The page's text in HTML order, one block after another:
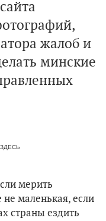
жалоб и
минские
мерить
маленькая, если
страны ездить